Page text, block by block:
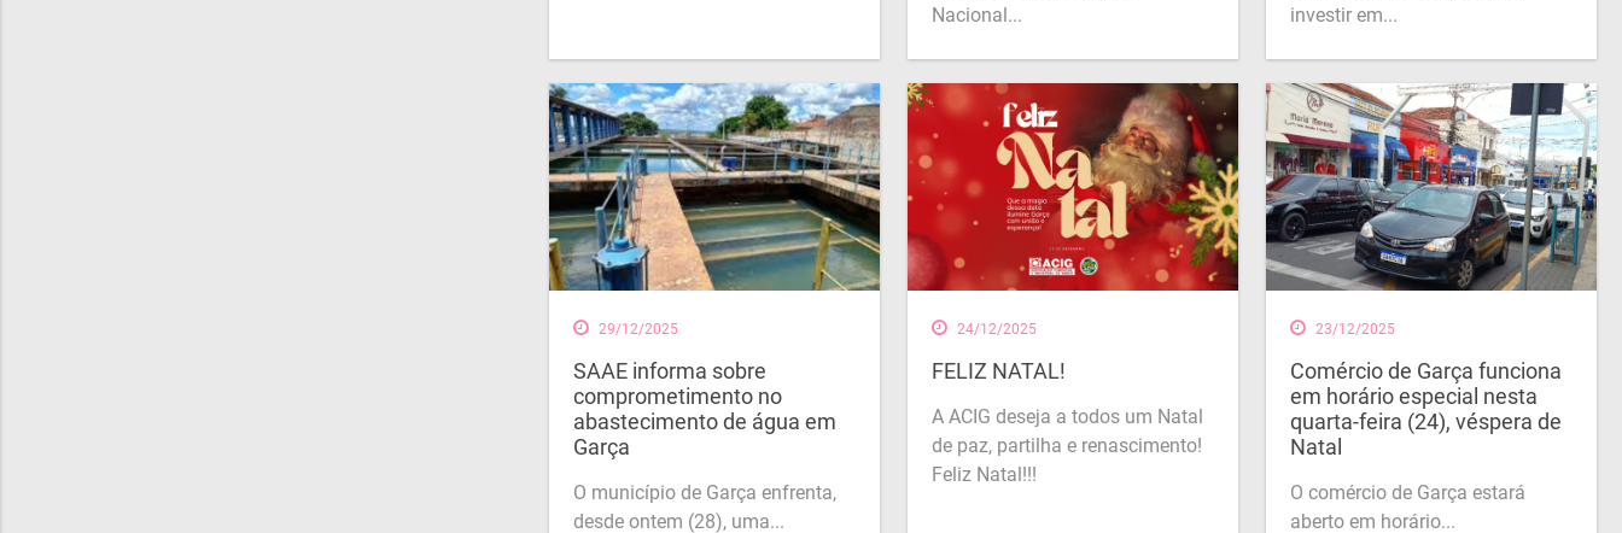
Nacional...
investir em...
29/12/2025
SAAE informa sobre
comprometimento no
abastecimento de água em
Garça
O município de Garça enfrenta,
desde ontem (28), uma...
24/12/2025
FELIZ NATAL!
A ACIG deseja a todos um Natal
de paz, partilha e renascimento!
Feliz Natal!!!
23/12/2025
Comércio de Garça funciona
em horário especial nesta
quarta-feira (24), véspera de
Natal
O comércio de Garça estará
aberto em horário...